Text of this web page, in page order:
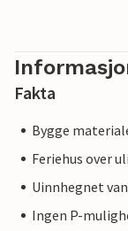
Fakta
Bygge
Feriehus over
Uinnhegnet
Ingen P-